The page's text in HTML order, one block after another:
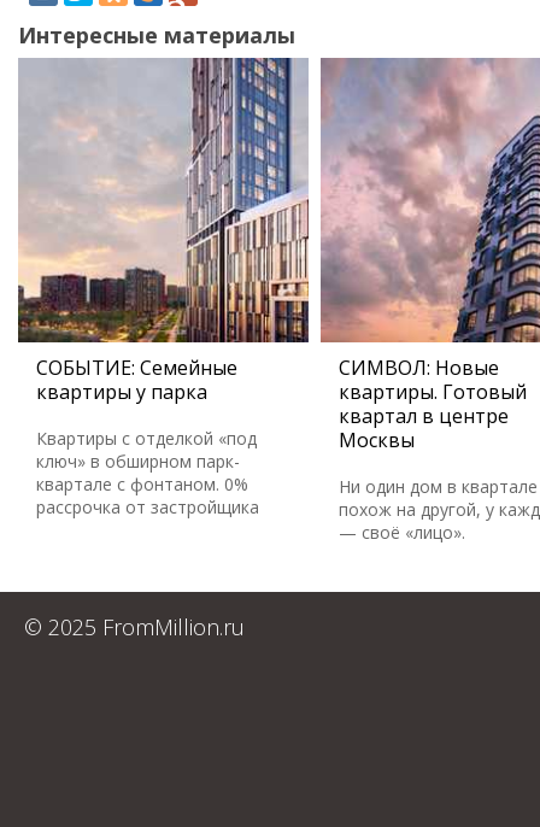
Интересные материалы
СОБЫТИЕ: Семейные
квартиры у парка
Квартиры с отделкой «под
ключ» в обширном парк-
квартале с фонтаном. 0%
рассрочка от застройщика
СИМВОЛ: Новые
квартиры. Готовый
квартал в центре
Москвы
Ни один дом в
похож на другой, у
— своё «лицо».
© 2025 FromMillion.ru